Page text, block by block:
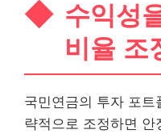
수익성
비율 조
국민연금의 투자 포트
략적으로 조정하면